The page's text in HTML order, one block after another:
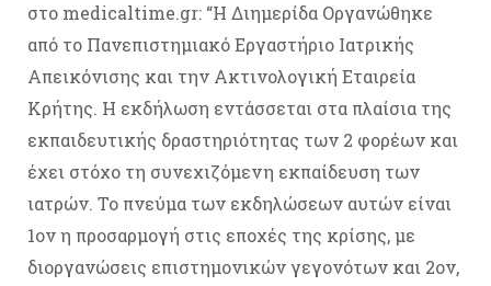
στο medicaltime.gr: “Η Διημερίδα Οργανώθηκε
από το Πανεπιστημιακό Εργαστήριο Ιατρικής
Απεικόνισης και την Ακτινολογική Εταιρεία
Κρήτης. Η εκδήλωση εντάσσεται στα πλαίσια της
εκπαιδευτικής δραστηριότητας των 2 φορέων και
έχει στόχο τη συνεχιζόμενη εκπαίδευση των
ιατρών. Το πνεύμα των εκδηλώσεων αυτών είναι
1ον η προσαρμογή στις εποχές της κρίσης, με
διοργανώσεις επιστημονικών γεγονότων και 2ον,